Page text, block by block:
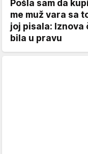
Pošla sam da
me muž vara sa
joj pisala: Iznova
bila u pravu